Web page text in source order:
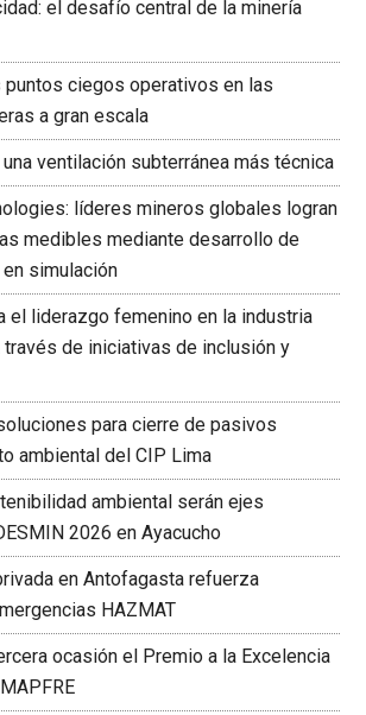
el desafío central de la minería
puntos ciegos operativos en las
a gran escala
una ventilación subterránea más técnica
líderes mineros globales logran
medibles mediante desarrollo de
simulación
el liderazgo femenino en la industria
través de iniciativas de inclusión y
para cierre de pasivos
ambiental del CIP Lima
ambiental serán ejes
2026 en Ayacucho
en Antofagasta refuerza
HAZMAT
ocasión el Premio a la Excelencia